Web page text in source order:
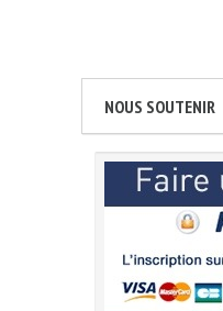
NOUS SOUTENIR